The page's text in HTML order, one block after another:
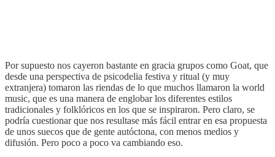
Por supuesto nos cayeron bastante en gracia grupos como Goat, que
desde una perspectiva de psicodelia festiva y ritual (y muy
extranjera) tomaron las riendas de lo que muchos llamaron la world
music, que es una manera de englobar los diferentes estilos
tradicionales y folklóricos en los que se inspiraron. Pero claro, se
podría cuestionar que nos resultase más fácil entrar en esa propuesta
de unos suecos que de gente autóctona, con menos medios y
difusión. Pero poco a poco va cambiando eso.